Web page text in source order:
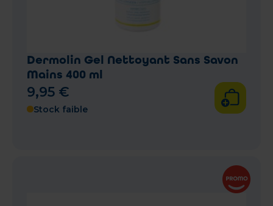
Dermolin Gel Nettoyant Sans Savon
Mains 400 ml
9,95 €
Stock faible